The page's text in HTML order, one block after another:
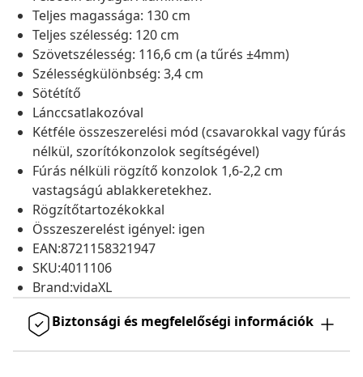
Teljes magassága: 130 cm
Teljes szélesség: 120 cm
Szövetszélesség: 116,6 cm (a tűrés ±4mm)
Szélességkülönbség: 3,4 cm
Sötétítő
Lánccsatlakozóval
Kétféle összeszerelési mód (csavarokkal vagy fúrás
nélkül, szorítókonzolok segítségével)
Fúrás nélküli rögzítő konzolok 1,6-2,2 cm
vastagságú ablakkeretekhez.
Rögzítőtartozékokkal
Összeszerelést igényel: igen
EAN:8721158321947
SKU:4011106
Brand:vidaXL
Biztonsági és megfelelőségi információk